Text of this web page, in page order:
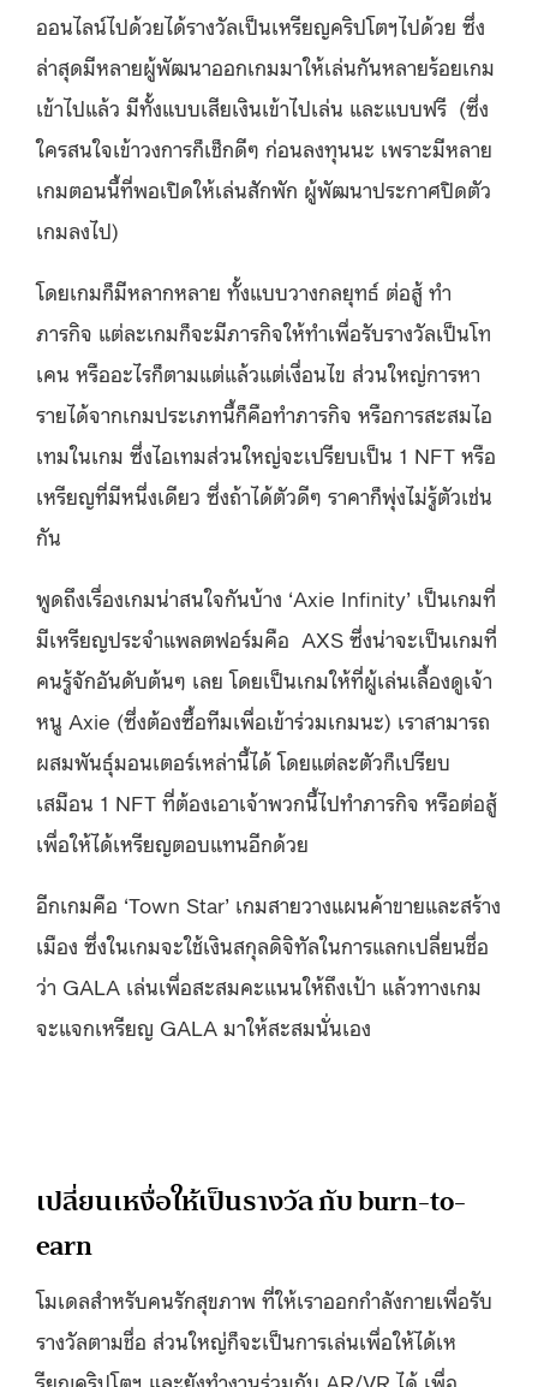
ออนไลน์ไปด้วยได้รางวัลเป็นเหรียญคริปโตฯไปด้วย ซึ่ง
ล่าสุดมีหลายผู้พัฒนาออกเกมมาให้เล่นกันหลายร้อยเกม
เข้าไปแล้ว มีทั้งแบบเสียเงินเข้าไปเล่น และแบบฟรี (ซึ่ง
ใครสนใจเข้าวงการก็เช็กดีๆ ก่อนลงทุนนะ เพราะมีหลาย
เกมตอนนี้ที่พอเปิดให้เล่นสักพัก ผู้พัฒนาประกาศปิดตัว
เกมลงไป)
โดยเกมก็มีหลากหลาย ทั้งแบบวางกลยุทธ์ ต่อสู้ ทำ
ภารกิจ แต่ละเกมก็จะมีภารกิจให้ทำเพื่อรับรางวัลเป็นโท
เคน หรืออะไรก็ตามแต่แล้วแต่เงื่อนไข ส่วนใหญ่การหา
รายได้จากเกมประเภทนี้ก็คือทำภารกิจ หรือการสะสมไอ
เทมในเกม ซึ่งไอเทมส่วนใหญ่จะเปรียบเป็น 1 NFT หรือ
เหรียญที่มีหนึ่งเดียว ซึ่งถ้าได้ตัวดีๆ ราคาก็พุ่งไม่รู้ตัวเช่น
กัน
พูดถึงเรื่องเกมน่าสนใจกันบ้าง ‘Axie Infinity’ เป็นเกมที่
มีเหรียญประจำแพลตฟอร์มคือ AXS ซึ่งน่าจะเป็นเกมที่
คนรู้จักอันดับต้นๆ เลย โดยเป็นเกมให้ที่ผู้เล่นเลี้องดูเจ้า
หนู Axie (ซึ่งต้องซื้อทีมเพื่อเข้าร่วมเกมนะ) เราสามารถ
ผสมพันธุ์มอนเตอร์เหล่านี้ได้ โดยแต่ละตัวก็เปรียบ
เสมือน 1 NFT ที่ต้องเอาเจ้าพวกนี้ไปทำภารกิจ หรือต่อสู้
เพื่อให้ได้เหรียญตอบแทนอีกด้วย
อีกเกมคือ ‘Town Star’ เกมสายวางแผนค้าขายและสร้าง
เมือง ซึ่งในเกมจะใช้เงินสกุลดิจิทัลในการแลกเปลี่ยนชื่อ
ว่า GALA เล่นเพื่อสะสมคะแนนให้ถึงเป้า แล้วทางเกม
จะแจกเหรียญ GALA มาให้สะสมนั่นเอง
เปลี่ยนเหงื่อให้เป็นรางวัล กับ burn-to-
earn
โมเดลสำหรับคนรักสุขภาพ ที่ให้เราออกกำลังกายเพื่อรับ
รางวัลตามชื่อ ส่วนใหญ่ก็จะเป็นการเล่นเพื่อให้ได้เห
รียญคริปโตฯ และยังทำงานร่วมกับ AR/VR ได้ เพื่อ